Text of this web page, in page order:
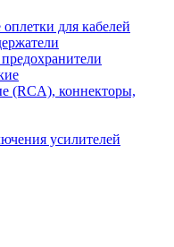
для кабелей
(RCA), коннекторы,
усилителей